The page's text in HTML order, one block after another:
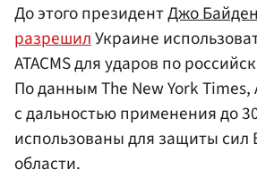
До этого президентДжо
разрешилУкраине
ATACMS для ударов по
По данным The New York Times,
с дальностью применения до
использованы для защиты сил
области.